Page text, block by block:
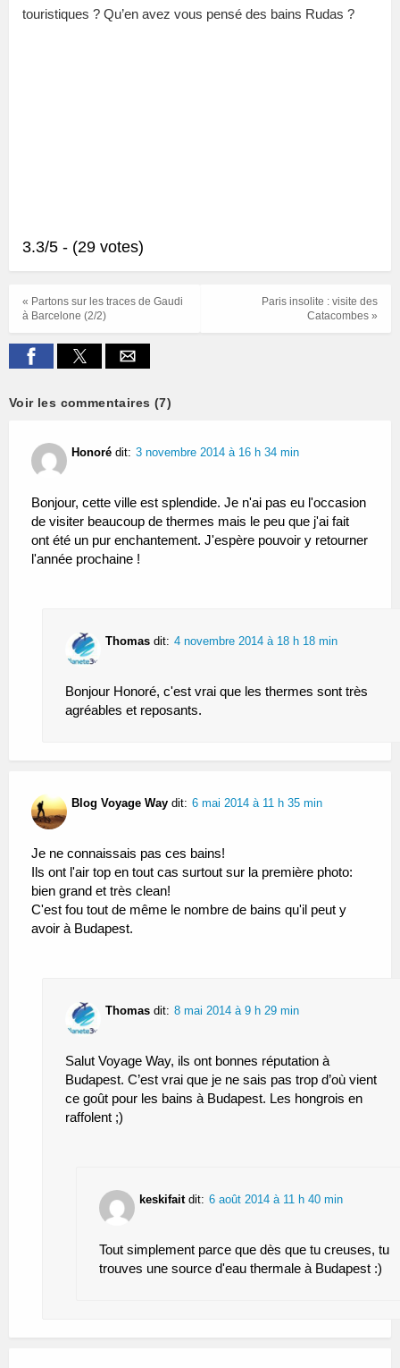
touristiques ? Qu’en avez vous pensé des bains Rudas ?
3.3/5 - (29 votes)
Paris insolite : visite des
Catacombes »
« Partons sur les traces de Gaudi
à Barcelone (2/2)
Voir les commentaires (7)
Honoré dit: 3 novembre 2014 à 16 h 34 min
Bonjour, cette ville est splendide. Je n'ai pas eu l'occasion
de visiter beaucoup de thermes mais le peu que j'ai fait
ont été un pur enchantement. J'espère pouvoir y retourner
l'année prochaine !
Thomas dit: 4 novembre 2014 à 18 h 18 min
Bonjour Honoré, c'est vrai que les thermes sont très
agréables et reposants.
Blog Voyage Way dit: 6 mai 2014 à 11 h 35 min
Je ne connaissais pas ces bains!
Ils ont l'air top en tout cas surtout sur la première photo:
bien grand et très clean!
C'est fou tout de même le nombre de bains qu'il peut y
avoir à Budapest.
Thomas dit: 8 mai 2014 à 9 h 29 min
Salut Voyage Way, ils ont bonnes réputation à
Budapest. C’est vrai que je ne sais pas trop d’où vient
ce goût pour les bains à Budapest. Les hongrois en
raffolent ;)
keskifait dit: 6 août 2014 à 11 h 40 min
Tout simplement parce que dès que tu creuses, tu
trouves une source d'eau thermale à Budapest :)